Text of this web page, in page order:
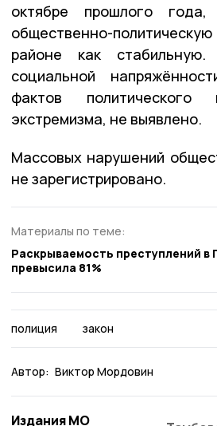
октябре прошлого года,
общественно-
районе как стабильную.
социальной
фактов политического
экстремизма, не выявлено.
Массовых нарушений
не зарегистрировано.
Материалы по теме:
Раскрываемость преступлений в
превысила 81%
полиция закон
Автор: Виктор Мордовин
Издания МО